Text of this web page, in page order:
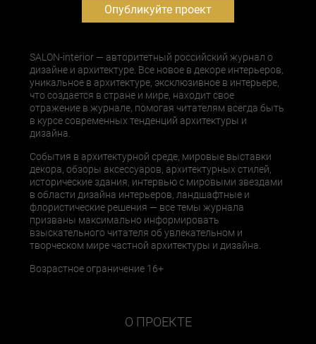
Опубликуйте проект
SALON-interior — авторитетный российский журнал о
дизайне и архитектуре. Все новое в декоре интерьеров,
уникальное в архитектуре, эксклюзивное в интерьере,
что создается в стране и мире, находит свое
отражение в журнале, помогая читателям всегда быть
в курсе современных тенденций архитектуры и
дизайна.
События в архитектурной среде, мировые выставки
декора, обзоры аксессуаров, архитектурных стилей,
исторические здания, интервью с мировыми звездами
в области дизайна интерьеров, ландшафтные и
флористические решения — все темы журнала
призваны максимально информировать
взыскательного читателя об увлекательном и
творческом мире частной архитектуры и дизайна.
Возрастное ограничение 16+
О ПРОЕКТЕ